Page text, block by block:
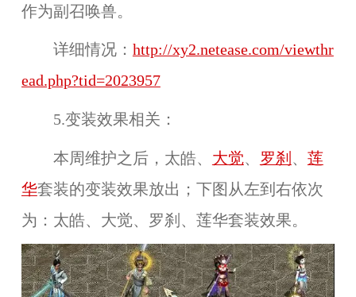
作为副召唤兽。
详细情况： http://xy2.netease.com/viewthr
ead.php?tid=2023957
5.变装效果相关：
本周维护之后， 太皓、 大觉、 罗刹 、 莲
华套装的变装效果放出；下图从左到右依次
为：太皓、大觉、罗刹、莲华套装效果。